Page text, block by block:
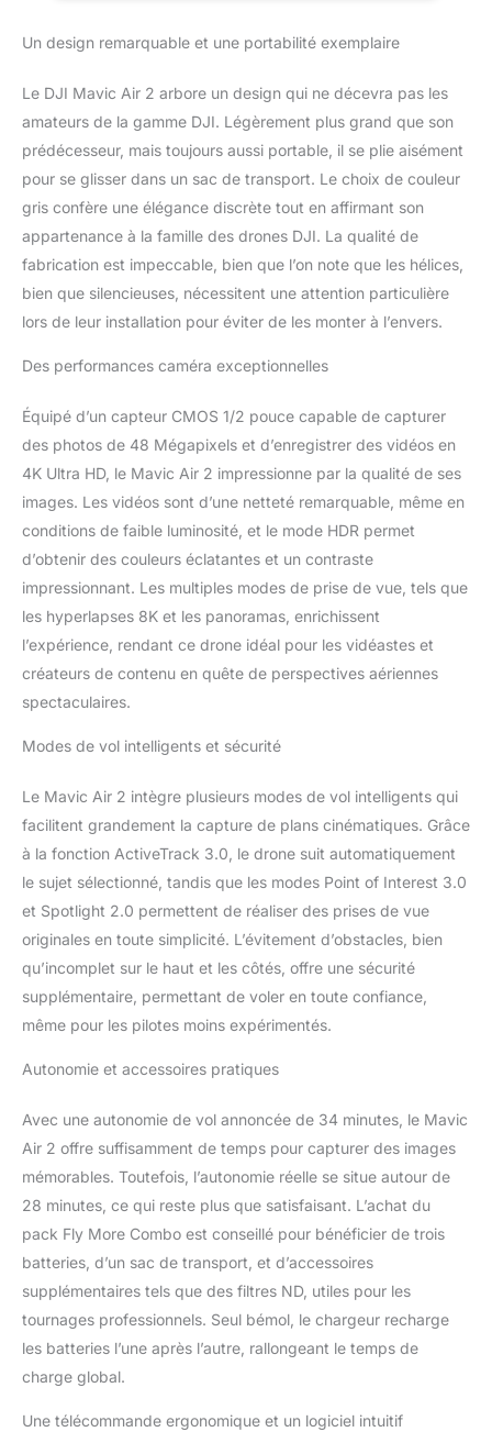
Mavic Air 2 permet de
8K. Créez des films
fascinants en déformant
le temps et l'espace
La grande capacité de la
batterie permet au drone
de voler durant 34
minutes. À l'avant, à
l'arrière et en bas, des
capteurs détectent les
obstacles pour prévenir
loin : OcuSync 2.0
signal vidéo à une
distance de 6 km. Vous
pouvez diffuser en direct
HD de 1080p Vol
intelligent : Avec
Spotlight 2.0, la caméra
peut fixer un objet en vol.
ActiveTrack 3.0 permet
un centrage optimal des
objets. Avec POI 3.0,
vous pouvez suivre
la boite : Mavic Air 2
batterie de vol
faible bruit (paire), câbles
RC (USB Type-C,
Lightning, Micro-USB
standard) Dans la boite :
Joystick de contrôle,
chargeur de batterie,
guides, câble
d'alimentation CA, câble
: 8 Go Résolution photo
pixels
Un design remarquable et une portabilité exemplaire
Le DJI Mavic Air 2 arbore un design qui ne décevra pas les
amateurs de la gamme DJI. Légèrement plus grand que son
prédécesseur, mais toujours aussi portable, il se plie aisément
pour se glisser dans un sac de transport. Le choix de couleur
gris confère une élégance discrète tout en affirmant son
appartenance à la famille des drones DJI. La qualité de
fabrication est impeccable, bien que l’on note que les hélices,
bien que silencieuses, nécessitent une attention particulière
lors de leur installation pour éviter de les monter à l’envers.
Des performances caméra exceptionnelles
Équipé d’un capteur CMOS 1/2 pouce capable de capturer
des photos de 48 Mégapixels et d’enregistrer des vidéos en
4K Ultra HD, le Mavic Air 2 impressionne par la qualité de ses
images. Les vidéos sont d’une netteté remarquable, même en
conditions de faible luminosité, et le mode HDR permet
d’obtenir des couleurs éclatantes et un contraste
impressionnant. Les multiples modes de prise de vue, tels que
les hyperlapses 8K et les panoramas, enrichissent
l’expérience, rendant ce drone idéal pour les vidéastes et
créateurs de contenu en quête de perspectives aériennes
spectaculaires.
Modes de vol intelligents et sécurité
Le Mavic Air 2 intègre plusieurs modes de vol intelligents qui
facilitent grandement la capture de plans cinématiques. Grâce
à la fonction ActiveTrack 3.0, le drone suit automatiquement
le sujet sélectionné, tandis que les modes Point of Interest 3.0
et Spotlight 2.0 permettent de réaliser des prises de vue
originales en toute simplicité. L’évitement d’obstacles, bien
qu’incomplet sur le haut et les côtés, offre une sécurité
supplémentaire, permettant de voler en toute confiance,
même pour les pilotes moins expérimentés.
Autonomie et accessoires pratiques
Avec une autonomie de vol annoncée de 34 minutes, le Mavic
Air 2 offre suffisamment de temps pour capturer des images
mémorables. Toutefois, l’autonomie réelle se situe autour de
28 minutes, ce qui reste plus que satisfaisant. L’achat du
pack Fly More Combo est conseillé pour bénéficier de trois
batteries, d’un sac de transport, et d’accessoires
supplémentaires tels que des filtres ND, utiles pour les
tournages professionnels. Seul bémol, le chargeur recharge
les batteries l’une après l’autre, rallongeant le temps de
charge global.
Une télécommande ergonomique et un logiciel intuitif